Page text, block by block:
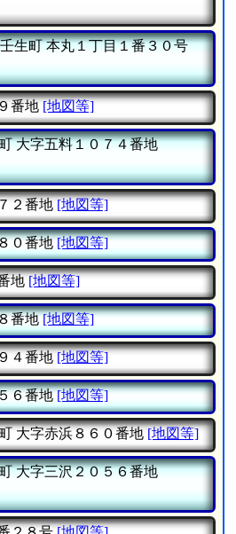
生町本丸１丁目１番３０号
番地 [地図等]
大字五料１０７４番地
２番地 [地図等]
０番地 [地図等]
地 [地図等]
番地 [地図等]
４番地 [地図等]
６番地 [地図等]
大字赤浜８６０番地 [地図等]
大字三沢２０５６番地